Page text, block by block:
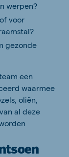
werpen?
voor
gezonde
een
waarmee
oliën,
al deze